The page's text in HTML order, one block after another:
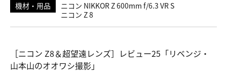
機材・用品
ニコン NIKKOR Z 600mm f/6.3 VR S
ニコン Z 8
［ニコン Z8＆超望遠レンズ］レビュー25「リベンジ・
山本山のオオワシ撮影」